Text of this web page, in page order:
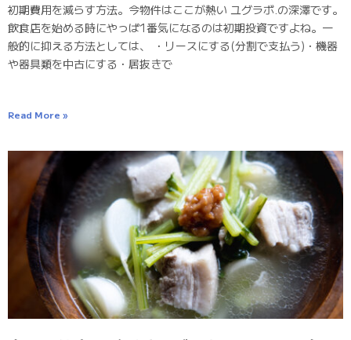
初期費用を減らす方法。今物件はここが熱い ユグラボ.の深澤です。
飲食店を始める時にやっぱ1番気になるのは初期投資ですよね。一
般的に抑える方法としては、 ・リースにする(分割で支払う)・機器
や器具類を中古にする・居抜きで
Read More »